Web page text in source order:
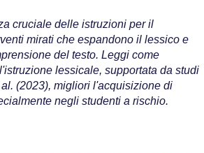
cruciale delle istruzioni per il
mirati che espandono il lessico e
del testo. Leggi come
lessicale, supportata da studi
(2023), migliori l'acquisizione di
negli studenti a rischio.